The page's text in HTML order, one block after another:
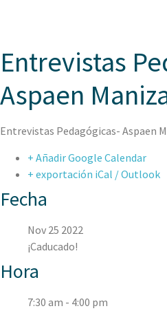
Entrevistas
Aspaen
Entrevistas Pedagógicas- Aspaen
+ Añadir Google Calendar
+ exportación iCal / Outlook
Fecha
Nov 25 2022
¡Caducado!
Hora
7:30 am - 4:00 pm